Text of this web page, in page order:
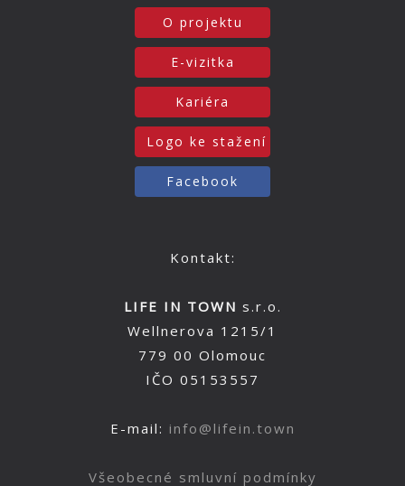
O projektu
E-vizitka
Kariéra
Logo ke stažení
Facebook
Kontakt:
LIFE IN TOWN s.r.o.
Wellnerova 1215/1
779 00 Olomouc
IČO 05153557
E-mail: info@lifein.town
Všeobecné smluvní podmínky